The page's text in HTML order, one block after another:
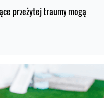
przeżytej traumy mogą